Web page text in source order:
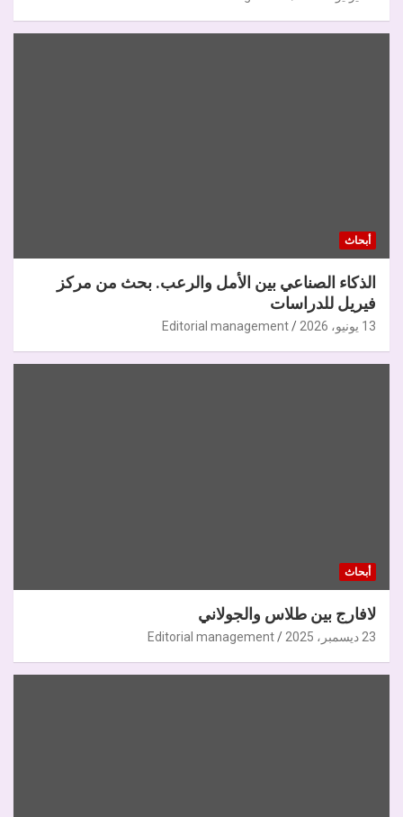
أبحاث
الذكاء الصناعي بين الأمل والرعب. بحث من مركز
فيريل للدراسات
13 يونيو، 2026 Editorial management
أبحاث
لافارج بين طلاس والجولاني
23 ديسمبر، 2025 Editorial management